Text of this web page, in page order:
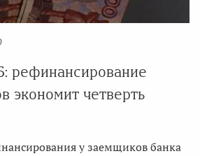
рефинансирование
экономит четверть
у заемщиков банка